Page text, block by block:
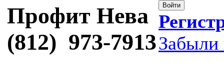
Профит Нева
(812) 973-7913Забыли